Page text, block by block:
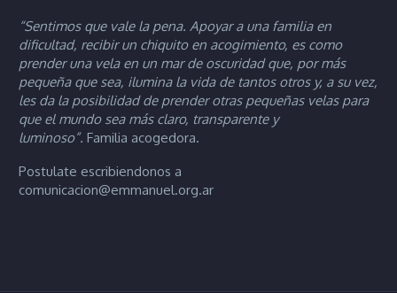
“Sentimos que vale la pena. Apoyar a una familia en
dificultad, recibir un chiquito en acogimiento, es como
prender una vela en un mar de oscuridad que, por más
pequeña que sea, ilumina la vida de tantos otros y, a su vez,
les da la posibilidad de prender otras pequeñas velas para
que el mundo sea más claro, transparente y
luminoso”. Familia acogedora.
Postulate escribiendonos a
comunicacion@emmanuel.org.ar